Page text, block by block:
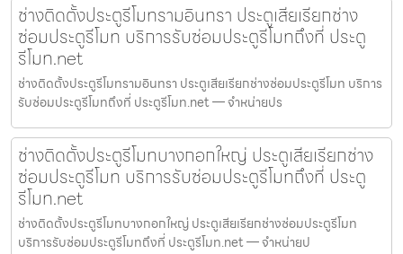
ช่างติดตั้งประตูรีโมทรามอินทรา ประตูเสียเรียกช่าง
ซ่อมประตูรีโมท บริการรับซ่อมประตูรีโมทถึงที่ ประตู
รีโมท.net
ช่างติดตั้งประตูรีโมทรามอินทรา ประตูเสียเรียกช่างซ่อมประตูรีโมท บริการ
รับซ่อมประตูรีโมทถึงที่ ประตูรีโมท.net — จำหน่ายปร
ช่างติดตั้งประตูรีโมทบางกอกใหญ่ ประตูเสียเรียกช่าง
ซ่อมประตูรีโมท บริการรับซ่อมประตูรีโมทถึงที่ ประตู
รีโมท.net
ช่างติดตั้งประตูรีโมทบางกอกใหญ่ ประตูเสียเรียกช่างซ่อมประตูรีโมท
บริการรับซ่อมประตูรีโมทถึงที่ ประตูรีโมท.net — จำหน่ายป